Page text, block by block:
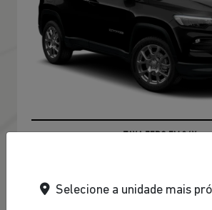
PESSOA FÍSICA
Selecione a unidade mais